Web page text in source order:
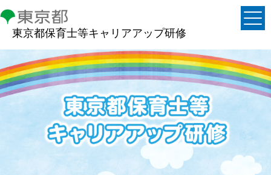
東京都保育士等キャリアアップ研修